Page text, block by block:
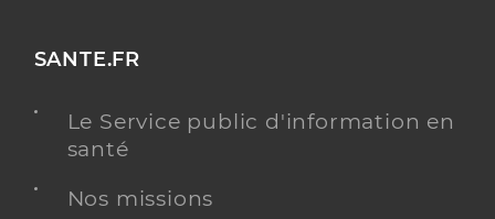
SANTE.FR
Le Service public d'information en
santé
Nos missions